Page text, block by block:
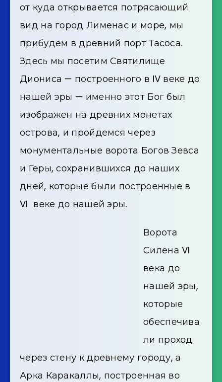
от куда открывается потрясающий
вид на город Лименас и море, мы
прибудем в древний порт Тасоса.
Здесь мы посетим Святилище
Диониса — построенного в IV веке до
нашей эры — именно этот Бог был
изображен на древних монетах
острова, и пройдемся через
монументальные ворота Богов Зевса
и Геры, сохранившихся до наших
дней, которые были построенные в
VI веке до нашей эры.
Ворота
Силена VI
века до
нашей эры,
которые
обеспечива
ли проход
через стену к древнему городу, а
Арка Каракаллы, построенная во